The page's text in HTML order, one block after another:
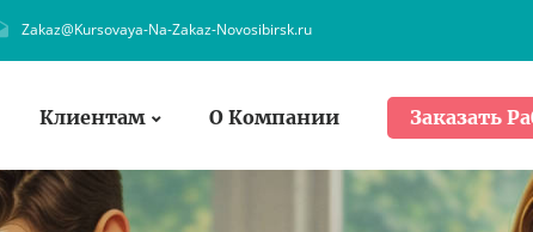
Zakaz@Kursovaya-Na-Zakaz-Novosibirsk.ru
Клиентам О Компании Заказать